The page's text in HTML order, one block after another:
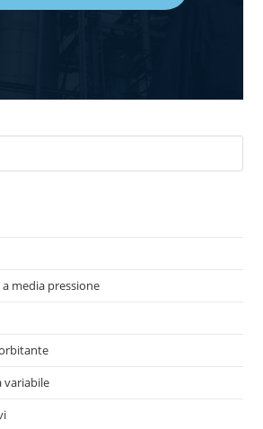
media pressione
variabile